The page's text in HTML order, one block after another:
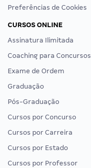
Preferências de Cookies
CURSOS ONLINE
Assinatura Ilimitada
Coaching para Concursos
Exame de Ordem
Graduação
Pós-Graduação
Cursos por Concurso
Cursos por Carreira
Cursos por Estado
Cursos por Professor